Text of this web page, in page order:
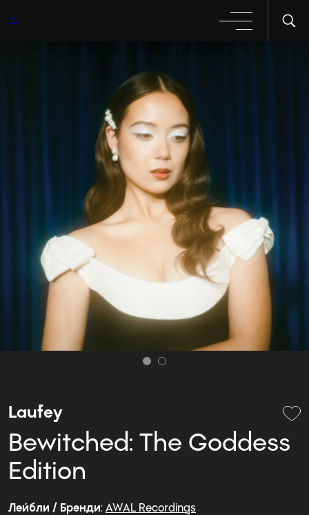
Laufey
Bewitched: The Goddess
Edition
Лейбли / Бренди: AWAL Recordings